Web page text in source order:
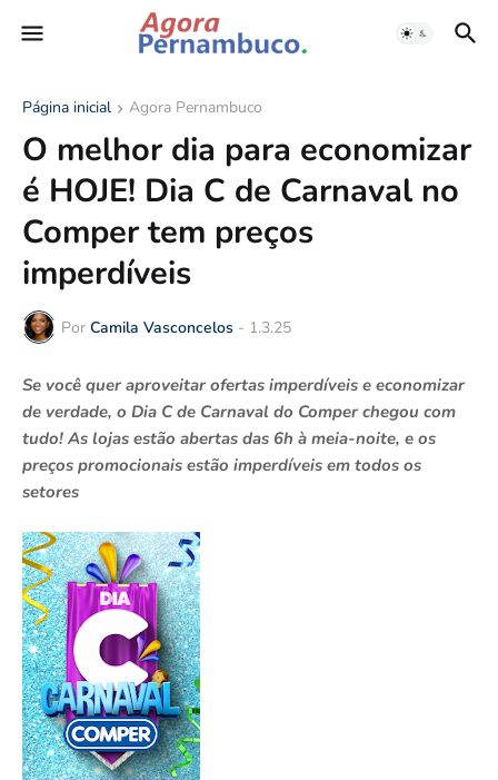
Página inicial Agora Pernambuco
O melhor dia para economizar
é HOJE! Dia C de Carnaval no
Comper tem preços
imperdíveis
Por Camila Vasconcelos - 1.3.25
Se você quer aproveitar ofertas imperdíveis e economizar
de verdade, o Dia C de Carnaval do Comper chegou com
tudo! As lojas estão abertas das 6h à meia-noite, e os
preços promocionais estão imperdíveis em todos os
setores